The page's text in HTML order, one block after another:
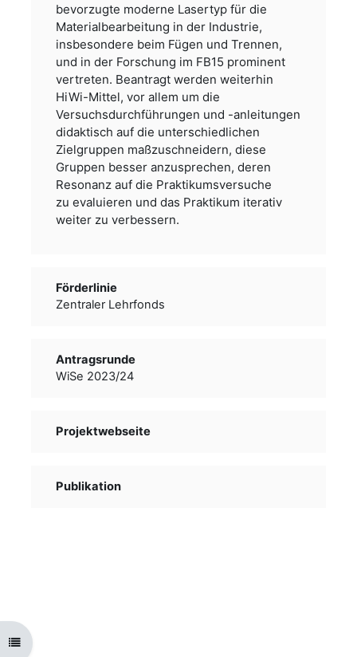
Kursindex öffnen
bevorzugte moderne Lasertyp für die
Materialbearbeitung in der Industrie,
insbesondere beim Fügen und Trennen,
und in der Forschung im FB15 prominent
vertreten. Beantragt werden weiterhin
HiWi-Mittel, vor allem um die
Versuchsdurchführungen und -anleitungen
didaktisch auf die unterschiedlichen
Zielgruppen maßzuschneidern, diese
Gruppen besser anzusprechen, deren
Resonanz auf die Praktikumsversuche
zu evaluieren und das Praktikum iterativ
weiter zu verbessern.
Förderlinie
Zentraler Lehrfonds
Antragsrunde
WiSe 2023/24
Projektwebseite
Publikation